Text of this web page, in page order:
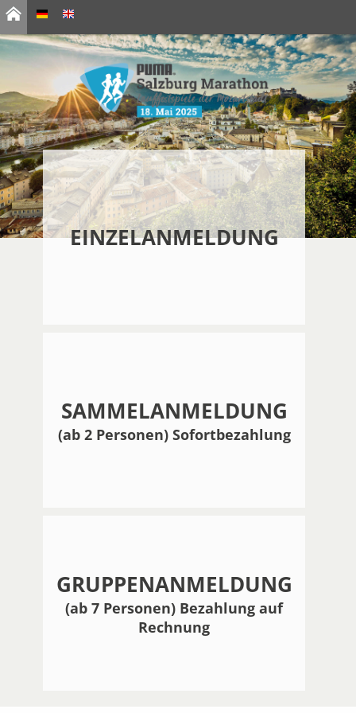
EINZELANMELDUNG
SAMMELANMELDUNG
(ab 2 Personen) Sofortbezahlung
GRUPPENANMELDUNG
(ab 7 Personen) Bezahlung auf
Rechnung